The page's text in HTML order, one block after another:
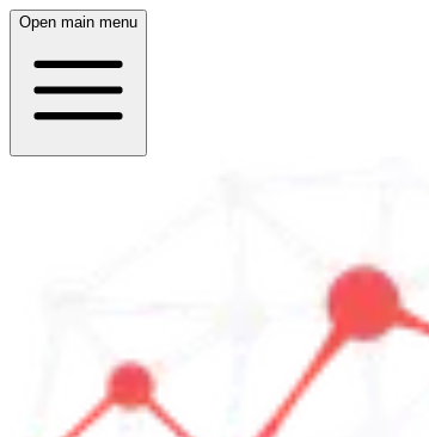
Open main menu